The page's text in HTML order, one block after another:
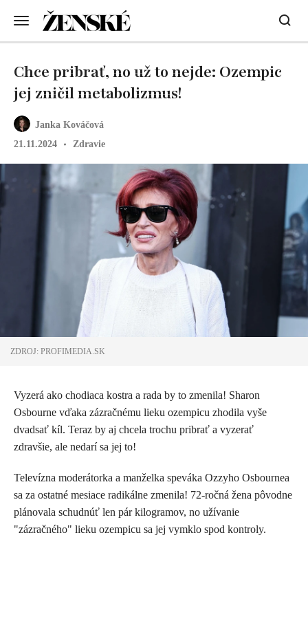
Janka Kováčová
21.11.2024
Zdravie
Chce pribrať, no už to nejde: Ozempic
jej zničil metabolizmus!
ZDROJ: PROFIMEDIA.SK
Vyzerá ako chodiaca kostra a rada by to zmenila! Sharon
Osbourne vďaka zázračnému lieku ozempicu zhodila vyše
dvadsať kíl. Teraz by aj chcela trochu pribrať a vyzerať
zdravšie, ale nedarí sa jej to!
Televízna moderátorka a manželka speváka Ozzyho Osbournea
sa za ostatné mesiace radikálne zmenila! 72-ročná žena pôvodne
plánovala schudnúť len pár kilogramov, no užívanie
"zázračného" lieku ozempicu sa jej vymklo spod kontroly.